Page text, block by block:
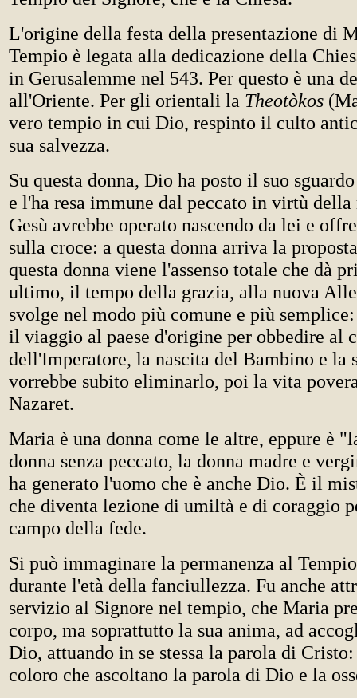
L'origine della festa della presentazione di
Tempio è legata alla dedicazione della
in Gerusalemme nel 543. Per questo è una
all'Oriente. Per gli orientali la Theotòkos
vero tempio in cui Dio, respinto il culto
sua salvezza.
Su questa donna, Dio ha posto il suo
e l'ha resa immune dal peccato in virtù della
Gesù avrebbe operato nascendo da lei e
sulla croce: a questa donna arriva la
questa donna viene l'assenso totale che dà
ultimo, il tempo della grazia, alla nuova
svolge nel modo più comune e più
il viaggio al paese d'origine per obbedire al
dell'Imperatore, la nascita del Bambino e la
vorrebbe subito eliminarlo, poi la vita
Nazaret.
Maria è una donna come le altre, eppure è
donna senza peccato, la donna madre e
ha generato l'uomo che è anche Dio. È il
che diventa lezione di umiltà e di coraggio
campo della fede.
Si può immaginare la permanenza al
durante l'età della fanciullezza. Fu anche
servizio al Signore nel tempio, che Maria
corpo, ma soprattutto la sua anima, ad
Dio, attuando in se stessa la parola di
coloro che ascoltano la parola di Dio e la